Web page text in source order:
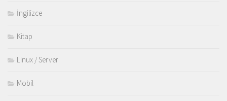
İngilizce
Kitap
Linux / Server
Mobil